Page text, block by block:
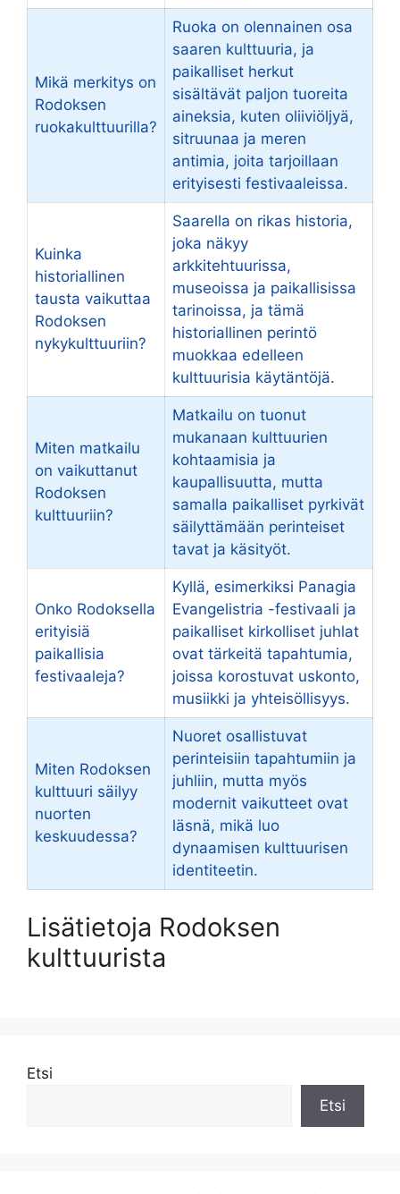
Mikä merkitys on
Rodoksen
ruokakulttuurilla?
Ruoka on olennainen osa
saaren kulttuuria, ja
paikalliset herkut
sisältävät paljon tuoreita
aineksia, kuten oliiviöljyä,
sitruunaa ja meren
antimia, joita tarjoillaan
erityisesti festivaaleissa.
Kuinka
historiallinen
tausta vaikuttaa
Rodoksen
nykykulttuuriin?
Saarella on rikas historia,
joka näkyy
arkkitehtuurissa,
museoissa ja paikallisissa
tarinoissa, ja tämä
historiallinen perintö
muokkaa edelleen
kulttuurisia käytäntöjä.
Miten matkailu
on vaikuttanut
Rodoksen
kulttuuriin?
Matkailu on tuonut
mukanaan kulttuurien
kohtaamisia ja
kaupallisuutta, mutta
samalla paikalliset pyrkivät
säilyttämään perinteiset
tavat ja käsityöt.
Onko Rodoksella
erityisiä
paikallisia
festivaaleja?
Kyllä, esimerkiksi Panagia
Evangelistria -festivaali ja
paikalliset kirkolliset juhlat
ovat tärkeitä tapahtumia,
joissa korostuvat uskonto,
musiikki ja yhteisöllisyys.
Miten Rodoksen
kulttuuri säilyy
nuorten
keskuudessa?
Nuoret osallistuvat
perinteisiin tapahtumiin ja
juhliin, mutta myös
modernit vaikutteet ovat
läsnä, mikä luo
dynaamisen kulttuurisen
identiteetin.
Lisätietoja Rodoksen
kulttuurista
Etsi
Etsi